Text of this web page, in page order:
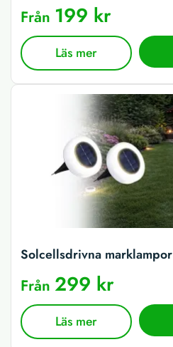
Från 199 kr
Läs mer
Solcellsdrivna marklampor
Från 299 kr
Läs mer